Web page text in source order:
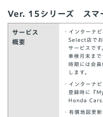
Ver. 15シリーズ スマ
サービス
概要
・インターナ
Select店でお
サービスです
車検月末ま
時期には会
します。
・インターナ
登録時に『
Honda Cars
・有償地図更